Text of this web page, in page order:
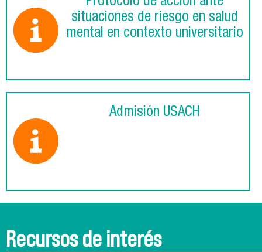
situaciones de riesgo en salud
mental en contexto universitario
Admisión USACH
Recursos de interés